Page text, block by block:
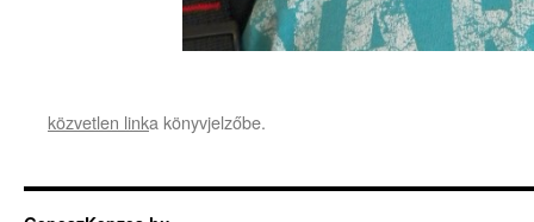
közvetlen linka könyvjelzőbe.